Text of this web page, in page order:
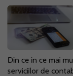
Din ce in ce mai
serviciilor de